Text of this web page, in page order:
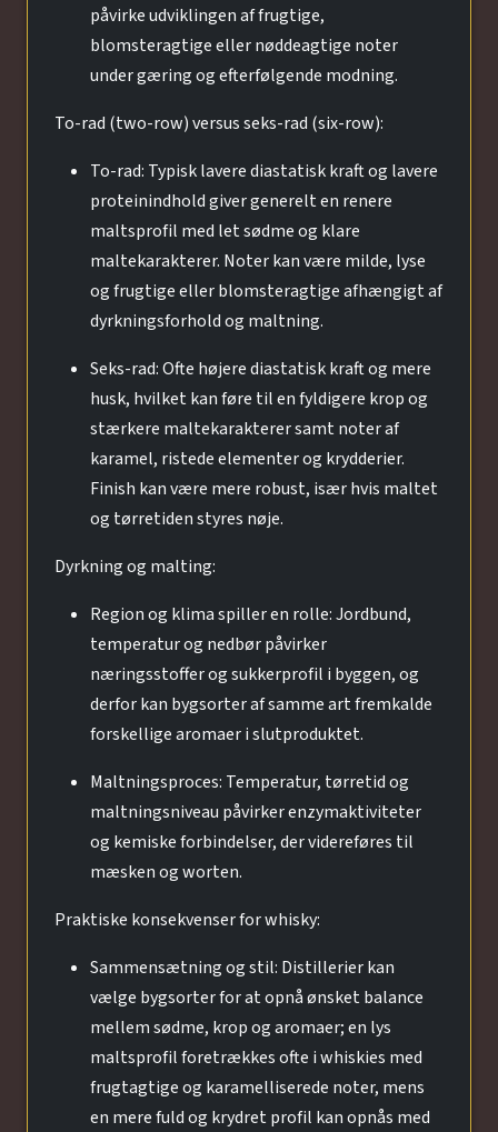
påvirke udviklingen af frugtige,
blomsteragtige eller nøddeagtige noter
under gæring og efterfølgende modning.
To-rad (two-row) versus seks-rad (six-row):
To-rad: Typisk lavere diastatisk kraft og lavere
proteinindhold giver generelt en renere
maltsprofil med let sødme og klare
maltekarakterer. Noter kan være milde, lyse
og frugtige eller blomsteragtige afhængigt af
dyrkningsforhold og maltning.
Seks-rad: Ofte højere diastatisk kraft og mere
husk, hvilket kan føre til en fyldigere krop og
stærkere maltekarakterer samt noter af
karamel, ristede elementer og krydderier.
Finish kan være mere robust, især hvis maltet
og tørretiden styres nøje.
Dyrkning og malting:
Region og klima spiller en rolle: Jordbund,
temperatur og nedbør påvirker
næringsstoffer og sukkerprofil i byggen, og
derfor kan bygsorter af samme art fremkalde
forskellige aromaer i slutproduktet.
Maltningsproces: Temperatur, tørretid og
maltningsniveau påvirker enzymaktiviteter
og kemiske forbindelser, der videreføres til
mæsken og worten.
Praktiske konsekvenser for whisky:
Sammensætning og stil: Distillerier kan
vælge bygsorter for at opnå ønsket balance
mellem sødme, krop og aromaer; en lys
maltsprofil foretrækkes ofte i whiskies med
frugtagtige og karamelliserede noter, mens
en mere fuld og krydret profil kan opnås med